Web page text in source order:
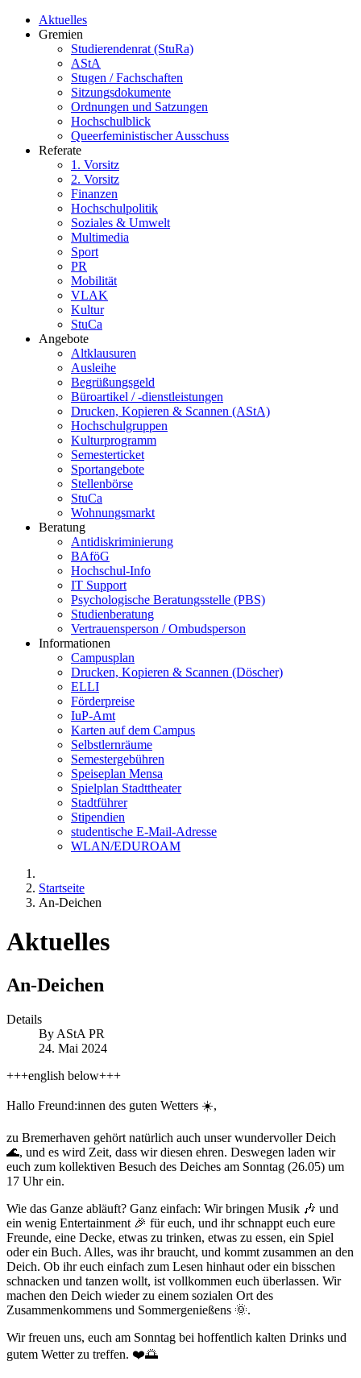
Aktuelles
Gremien
Studierendenrat (StuRa)
AStA
Stugen / Fachschaften
Sitzungsdokumente
Ordnungen und Satzungen
Hochschulblick
Queerfeministischer Ausschuss
Referate
1. Vorsitz
2. Vorsitz
Finanzen
Hochschulpolitik
Soziales & Umwelt
Multimedia
Sport
PR
Mobilität
VLAK
Kultur
StuCa
Angebote
Altklausuren
Ausleihe
Begrüßungsgeld
Büroartikel / -dienstleistungen
Drucken, Kopieren & Scannen (AStA)
Hochschulgruppen
Kulturprogramm
Semesterticket
Sportangebote
Stellenbörse
StuCa
Wohnungsmarkt
Beratung
Antidiskriminierung
BAföG
Hochschul-Info
IT Support
Psychologische Beratungsstelle (PBS)
Studienberatung
Vertrauensperson / Ombudsperson
Informationen
Campusplan
Drucken, Kopieren & Scannen (Döscher)
ELLI
Förderpreise
IuP-Amt
Karten auf dem Campus
Selbstlernräume
Semestergebühren
Speiseplan Mensa
Spielplan Stadttheater
Stadtführer
Stipendien
studentische E-Mail-Adresse
WLAN/EDUROAM
Startseite
An-Deichen
Aktuelles
An-Deichen
Details
By AStA PR
24. Mai 2024
+++english below+++
Hallo Freund:innen des guten Wetters ☀️,
zu Bremerhaven gehört natürlich auch unser wundervoller Deich
🌊, und es wird Zeit, dass wir diesen ehren. Deswegen laden wir
euch zum kollektiven Besuch des Deiches am Sonntag (26.05) um
17 Uhr ein.
Wie das Ganze abläuft? Ganz einfach: Wir bringen Musik 🎶 und
ein wenig Entertainment 🎉 für euch, und ihr schnappt euch eure
Freunde, eine Decke, etwas zu trinken, etwas zu essen, ein Spiel
oder ein Buch. Alles, was ihr braucht, und kommt zusammen an den
Deich. Ob ihr euch einfach zum Lesen hinhaut oder ein bisschen
schnacken und tanzen wollt, ist vollkommen euch überlassen. Wir
machen den Deich wieder zu einem sozialen Ort des
Zusammenkommens und Sommergenießens 🌞.
Wir freuen uns, euch am Sonntag bei hoffentlich kalten Drinks und
gutem Wetter zu treffen. ❤️🌅